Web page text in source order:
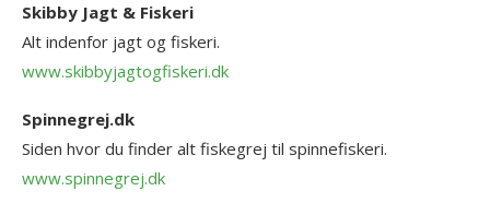
Skibby Jagt & Fiskeri
Alt indenfor jagt og fiskeri.
www.skibbyjagtogfiskeri.dk
Spinnegrej.dk
Siden hvor du finder alt fiskegrej til spinnefiskeri.
www.spinnegrej.dk